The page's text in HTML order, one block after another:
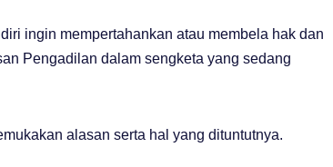
ingin mempertahankan atau membela hak dan
Pengadilan dalam sengketa yang sedang
alasan serta hal yang dituntutnya.